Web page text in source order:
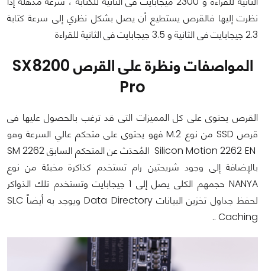
نظرت إليها فالقرص يستطيع أن يصل بشكل نظري إلى سرعة كتابة
2.3 جيجابايت فى الثانية و 3.5 جيجابايت فى الثانية للقراءة
المواصفات ونظرة على القرص SX8200
Pro
القرص يحتوى على كل المميزات التى قد ترغب بالحصول عليها فى
قرص SSD من نوع M.2 فهو يحتوى على متحكم عالي السرعة وهو
Silicon Motion 2262 EN المُحدَث عن المتحكم السابق SM 2262
بالإضافة إلى وجود شريحتين رام تستخدم كذاكرة مخبئة من نوع
NANYA حجمهم الكلى يصل إلى 1 جيجابايت وتستخدم تلك الذواكر
لحفظ جداول تخزين البيانات Data Directory ويوجد به أيضاً SLC
Caching ..